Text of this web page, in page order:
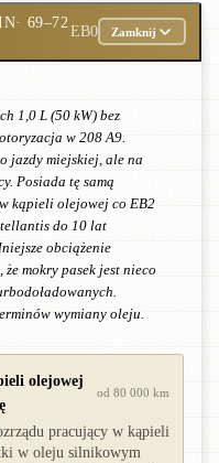
· 69–72
EB0 Zamknij
1,0 L (50 kW) bez
w 208 A9.
jazdy miejskiej, ale na
Posiada tę samą
kąpieli olejowej co EB2
do 10 lat
obciążenie
mokry pasek jest nieco
wymiany oleju.
olejowej
od 80 000 km
pracujący w kąpieli
w oleju silnikowym